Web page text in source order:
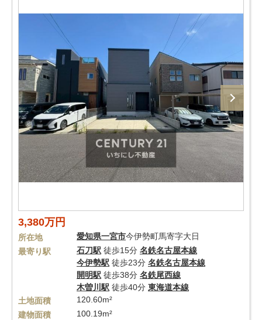
3,380万円
所在地 愛知県一宮市今伊勢町馬寄字大日
最寄り駅
石刀駅 徒歩15分 名鉄名古屋本線
今伊勢駅 徒歩23分 名鉄名古屋本線
開明駅 徒歩38分 名鉄尾西線
木曽川駅 徒歩40分 東海道本線
土地面積
120.60m²
建物面積
100.19m²